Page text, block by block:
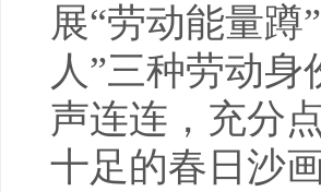
展“劳动能量蹲
人”三种劳动
声连连，充分
十足的春日沙